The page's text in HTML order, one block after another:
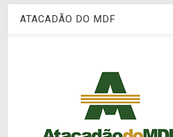
ATACADÃO DO MDF